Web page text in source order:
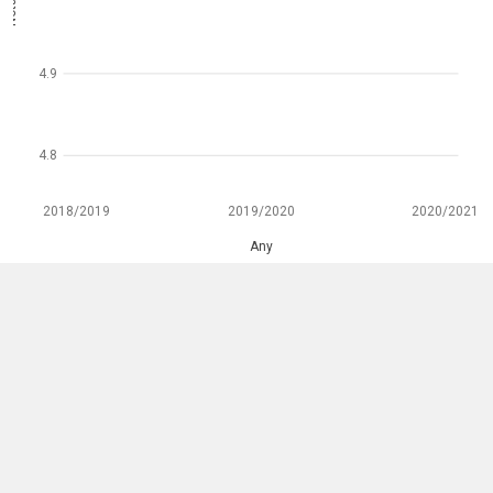
2018/2019 2019/2020 2020/2021
Any
4.8
4.9